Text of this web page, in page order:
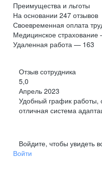
Преимущества и льготы
На основании 247 отзывов
Своевременная оплата
Медицинское
Удаленная работа — 163
Отзыв сотрудника
5,0
Апрель 2023
Удобный график работы,
отличная система
Войдите, чтобы увидеть
Войти